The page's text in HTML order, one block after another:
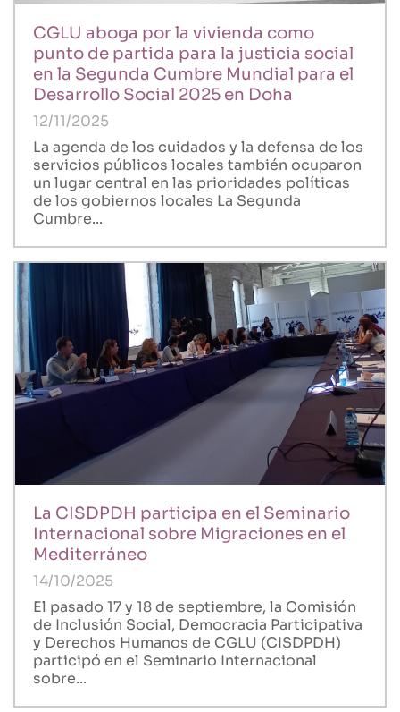
CGLU aboga por la vivienda como
punto de partida para la justicia social
en la Segunda Cumbre Mundial para el
Desarrollo Social 2025 en Doha
12/11/2025
La agenda de los cuidados y la defensa de los
servicios públicos locales también ocuparon
un lugar central en las prioridades políticas
de los gobiernos locales La Segunda
Cumbre...
La CISDPDH participa en el Seminario
Internacional sobre Migraciones en el
Mediterráneo
14/10/2025
El pasado 17 y 18 de septiembre, la Comisión
de Inclusión Social, Democracia Participativa
y Derechos Humanos de CGLU (CISDPDH)
participó en el Seminario Internacional
sobre...